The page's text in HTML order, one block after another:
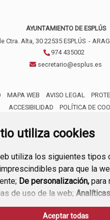
utiliza cookies
utiliza los siguientes tipos
para que la
De personalización, para
de uso de la web; Analíticas
de la web y sus
Aceptar todas
AYUNTAMIENTO DE ESPLÚS
Ctra. Alta, 3022535 ESPLÚS -
974 435002
secretario@esplus.es
MAPA WEB AVISO LEGAL
ACCESIBILIDAD
POLÍTICA DE